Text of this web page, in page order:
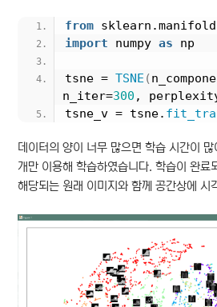
from sklearn.manifold
import numpy as np
tsne = TSNE (
n_iter=300 ,
tsne_v = tsne.
데이터의 양이 너무 많으면 학습 시간이
개만 이용해 학습하였습니다. 학습이 완료
해당되는 원래 이미지와 함께 공간상에 시